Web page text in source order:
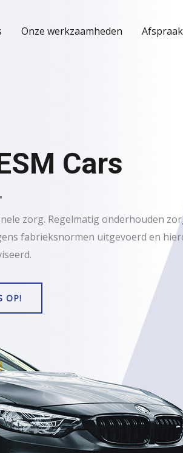
Onze werkzaamheden
Cars
zorg. Regelmatig onderhouden
fabrieksnormen uitgevoerd en
OP!